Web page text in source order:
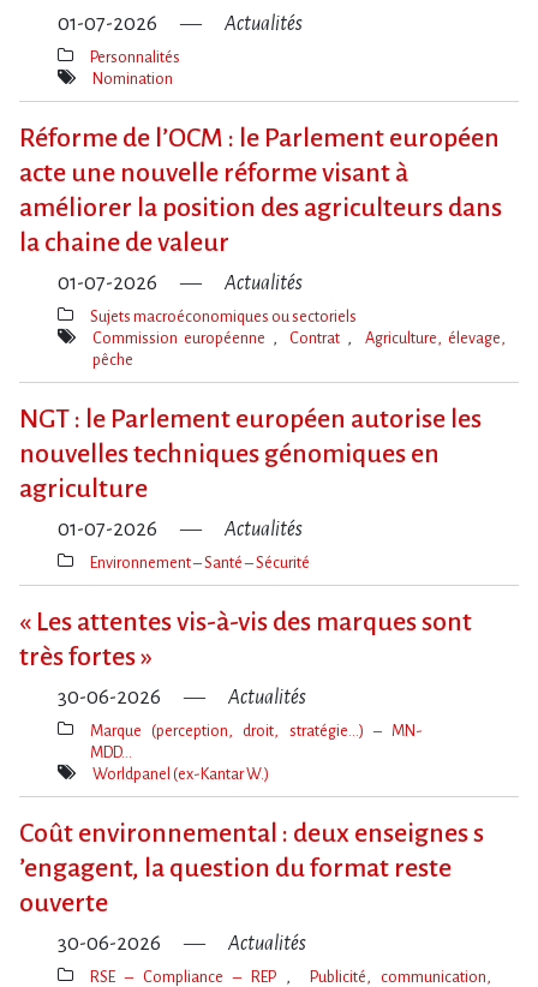
01-07-2026 Actualités
Thèmes(s)
Personnalités
Mot(s)-
Nomination
Réforme de l​‌’OCM : le Parlement européen
acte une nouvelle réforme visant à
améliorer la position des agriculteurs dans
la chaine de valeur
01-07-2026 Actualités
Thèmes(s)
Sujets macroéconomiques ou sectoriels
Mot(s)-
Commission européenne Contrat
Agriculture, élevage,
pêche
NGT : le Parlement européen autorise les
nouvelles techniques génomiques en
agriculture
01-07-2026 Actualités
Thèmes(s)
Environnement – Santé – Sécurité
« Les attentes vis-à-vis des marques sont
très fortes »
30-06-2026 Actualités
Thèmes(s)
Marque (perception, droit, stratégie…) – MN-
MDD…
Mot(s)-
Worldpanel (ex-Kantar W.)
Coût environnemental : deux enseignes s​
‌’engagent, la question du format reste
ouverte
30-06-2026 Actualités
RSE – Compliance – REP
Publicité, communication,